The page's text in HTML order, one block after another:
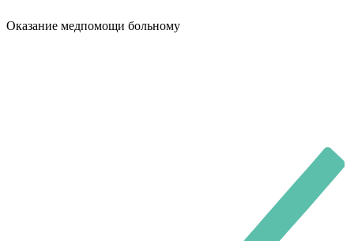
Оказание медпомощи больному